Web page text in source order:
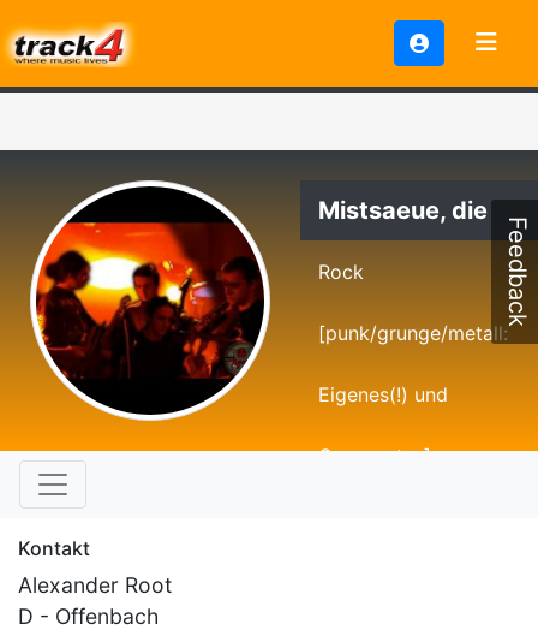
Mistsaeue, die
Rock
[punk/grunge/metall:
Eigenes(!) und
Gecovertes]
Kontakt
Alexander Root
D - Offenbach
Feedback